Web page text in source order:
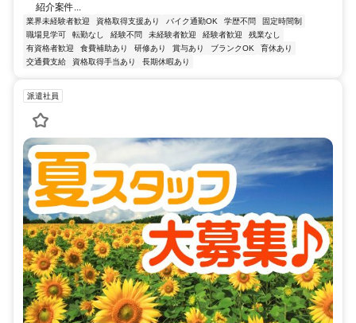
紹介案件...
業界未経験者歓迎 資格取得支援あり バイク通勤OK 学歴不問
固定時間制
職場見学可
転勤なし 経験不問 未経験者歓迎 経験者歓迎
残業なし
有資格者歓迎
食費補助あり 研修あり 賞与あり ブランクOK
育休あり
交通費支給
資格取得手当あり 長期休暇あり
派遣社員